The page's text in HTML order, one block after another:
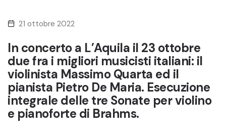
21 ottobre 2022
In concerto a L’Aquila il 23 ottobre
due fra i migliori musicisti italiani: il
violinista Massimo Quarta ed il
pianista Pietro De Maria. Esecuzione
integrale delle tre Sonate per violino
e pianoforte di Brahms.